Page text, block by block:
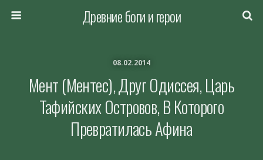
Древние боги и герои
08.02.2014
Мент (Ментес), Друг Одиссея, Царь
Тафийских Островов, В Которого
Превратилась Афина